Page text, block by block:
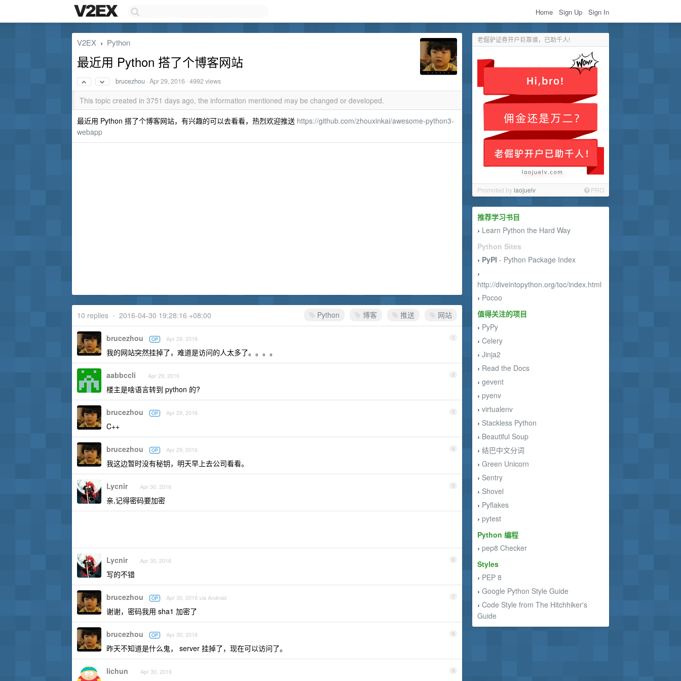
Home Sign Up Sign In
老倔驴证券开户巨靠谱，已助千人!
Promoted bylaojuelv PRO
推荐学习书目
› Learn Python the Hard Way
Python Sites
› PyPI - Python Package Index
›
http://diveintopython.org/toc/index.html
› Pocoo
值得关注的项目
› PyPy
› Celery
› Jinja2
› Read the Docs
› gevent
› pyenv
› virtualenv
› Stackless Python
› Beautiful Soup
› 结巴中文分词
› Green Unicorn
› Sentry
› Shovel
› Pyflakes
› pytest
Python 编程
› pep8 Checker
Styles
› PEP 8
› Google Python Style Guide
› Code Style from The Hitchhiker's
Guide
V2EX › Python
最近用 Python 搭了个博客网站
brucezhou ·Apr 29, 2016 · 4992 views
This topic created in 3751 days ago, the information mentioned may be changed or developed.
最近用 Python 搭了个博客网站，有兴趣的可以去看看，热烈欢迎推送 https://github.com/zhouxinkai/awesome-python3-
webapp
Python 博客 推送 网站
10 replies • 2016-04-30 19:28:16 +08:00
1
brucezhou OP Apr 29, 2016
我的网站突然挂掉了，难道是访问的人太多了。。。。
2
aabbccli Apr 29, 2016
楼主是啥语言转到 python 的?
3
brucezhou OP Apr 29, 2016
C++
4
brucezhou OP Apr 29, 2016
我这边暂时没有秘钥，明天早上去公司看看。
5
Lycnir Apr 30, 2016
亲,记得密码要加密
6
Lycnir Apr 30, 2016
写的不错
7
brucezhou OP Apr 30, 2016 via Android
谢谢，密码我用 sha1 加密了
8
brucezhou OP Apr 30, 2016
昨天不知道是什么鬼， server 挂掉了，现在可以访问了。
9
lichun Apr 30, 2016